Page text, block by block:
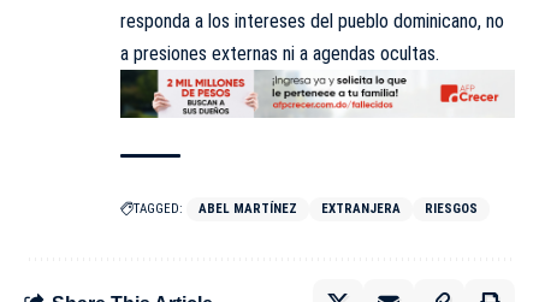
responda a los intereses del pueblo dominicano, no
a presiones externas ni a agendas ocultas.
TAGGED: ABEL MARTÍNEZ EXTRANJERA RIESGOS